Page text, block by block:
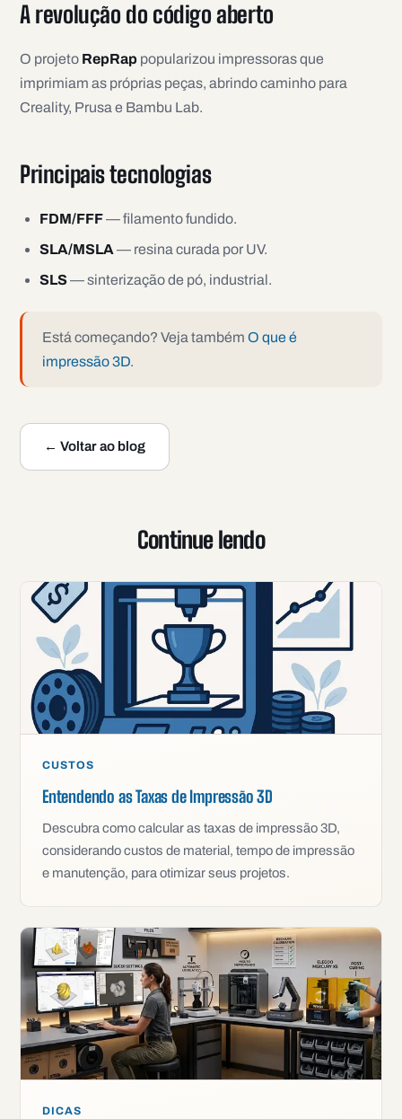
A revolução do código aberto
O projeto RepRap popularizou impressoras que
imprimiam as próprias peças, abrindo caminho para
Creality, Prusa e Bambu Lab.
Principais tecnologias
FDM/FFF— filamento fundido.
SLA/MSLA — resina curada por UV.
SLS— sinterização de pó, industrial.
Está começando? Veja também O que é
impressão 3D.
← Voltar ao blog
Continue lendo
CUSTOS
Entendendo as Taxas de Impressão 3D
Descubra como calcular as taxas de impressão 3D,
considerando custos de material, tempo de impressão
e manutenção, para otimizar seus projetos.
DICAS